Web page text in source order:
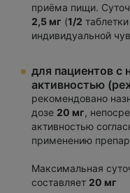
приёма пищи.
2,5 мг (1/2 таблетки
индивидуальной
для пациентов с
активностью
рекомендовано
дозе 20 мг,
активностью
применению
Максимальная
составляет 20 мг